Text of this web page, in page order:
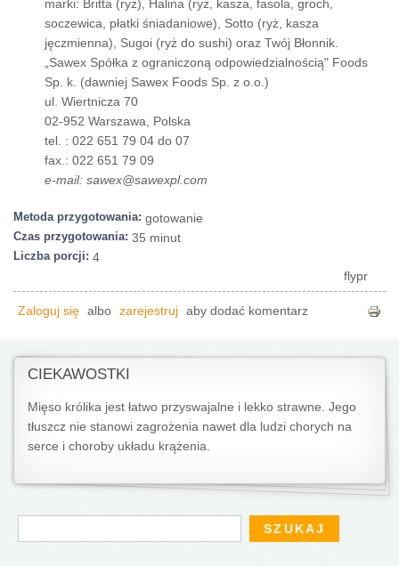
marki: Britta (ryż), Halina (ryż, kasza, fasola, groch,
soczewica, płatki śniadaniowe), Sotto (ryż, kasza
jęczmienna), Sugoi (ryż do sushi) oraz Twój Błonnik.
„Sawex Spółka z ograniczoną odpowiedzialnością" Foods
Sp. k. (dawniej Sawex Foods Sp. z o.o.)
ul. Wiertnicza 70
02-952 Warszawa, Polska
tel. : 022 651 79 04 do 07
fax.: 022 651 79 09
e-mail: sawex@sawexpl.com
Metoda przygotowania: gotowanie
Czas przygotowania: 35 minut
Liczba porcji: 4
flypr
Zaloguj się albo zarejestruj aby dodać komentarz
CIEKAWOSTKI
Mięso królika jest łatwo przyswajalne i lekko strawne. Jego
tłuszcz nie stanowi zagrożenia nawet dla ludzi chorych na
serce i choroby układu krążenia.
Formularz wyszukiwania
Szukaj